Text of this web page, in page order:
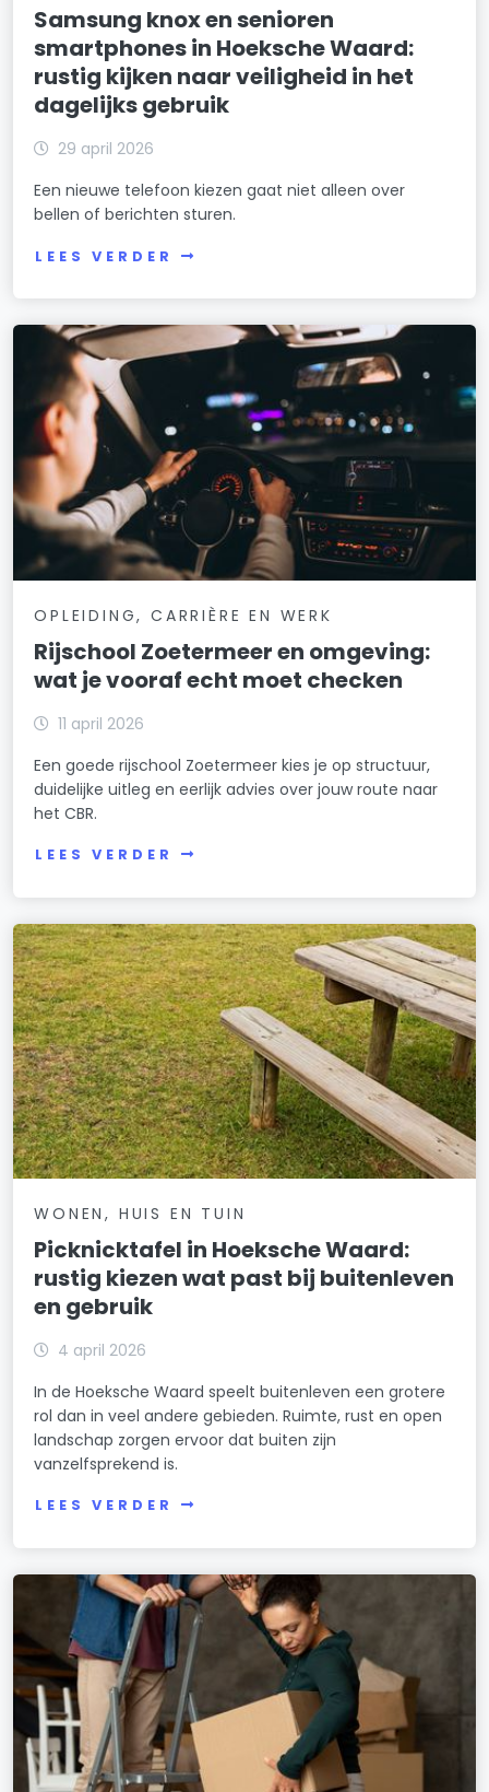
Samsung knox en senioren
smartphones in Hoeksche Waard:
rustig kijken naar veiligheid in het
dagelijks gebruik
29 april 2026
Een nieuwe telefoon kiezen gaat niet alleen over
bellen of berichten sturen.
LEES VERDER
OPLEIDING, CARRIÈRE EN WERK
Rijschool Zoetermeer en omgeving:
wat je vooraf echt moet checken
11 april 2026
Een goede rijschool Zoetermeer kies je op structuur,
duidelijke uitleg en eerlijk advies over jouw route naar
het CBR.
LEES VERDER
WONEN, HUIS EN TUIN
Picknicktafel in Hoeksche Waard:
rustig kiezen wat past bij buitenleven
en gebruik
4 april 2026
In de Hoeksche Waard speelt buitenleven een grotere
rol dan in veel andere gebieden. Ruimte, rust en open
landschap zorgen ervoor dat buiten zijn
vanzelfsprekend is.
LEES VERDER